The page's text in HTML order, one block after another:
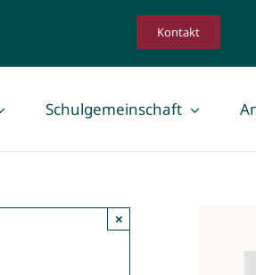
Kontakt
Schulgemeinschaft
×